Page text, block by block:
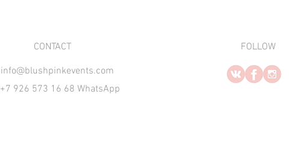
​CONTACT
info@blushpinkevents.com
+7 926 573 16 68 WhatsApp
FOLLOW